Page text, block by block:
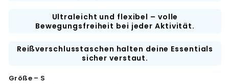
Ultraleicht und flexibel – volle
Bewegungsfreiheit bei jeder Aktivität.
Reißverschlusstaschen halten deine Essentials
sicher verstaut.
Größe – S